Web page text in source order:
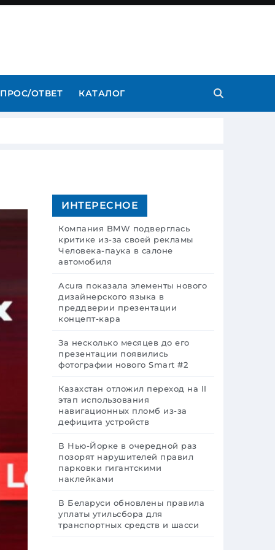
ОТВЕТ КАТАЛОГ
ИНТЕРЕСНОЕ
Компания BMW подверглась
критике из-за своей рекламы
Человека-паука в салоне
автомобиля
Acura показала элементы нового
дизайнерского языка в
преддверии презентации
концепт-кара
За несколько месяцев до его
презентации появились
фотографии нового Smart #2
Казахстан отложил переход на II
этап использования
навигационных пломб из-за
дефицита устройств
В Нью-Йорке в очередной раз
позорят нарушителей правил
парковки гигантскими
наклейками
В Беларуси обновлены правила
уплаты утильсбора для
транспортных средств и шасси